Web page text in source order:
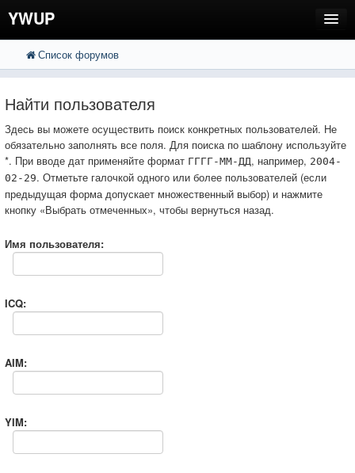
YWUP
FAQ
Вход
Список форумов
Найти пользователя
Здесь вы можете осуществить поиск конкретных пользователей. Не
обязательно заполнять все поля. Для поиска по шаблону используйте
*. При вводе дат применяйте формат ГГГГ-ММ-ДД, например, 2004-
02-29. Отметьте галочкой одного или более пользователей (если
предыдущая форма допускает множественный выбор) и нажмите
кнопку «Выбрать отмеченных», чтобы вернуться назад.
Имя пользователя:
ICQ:
AIM:
YIM: